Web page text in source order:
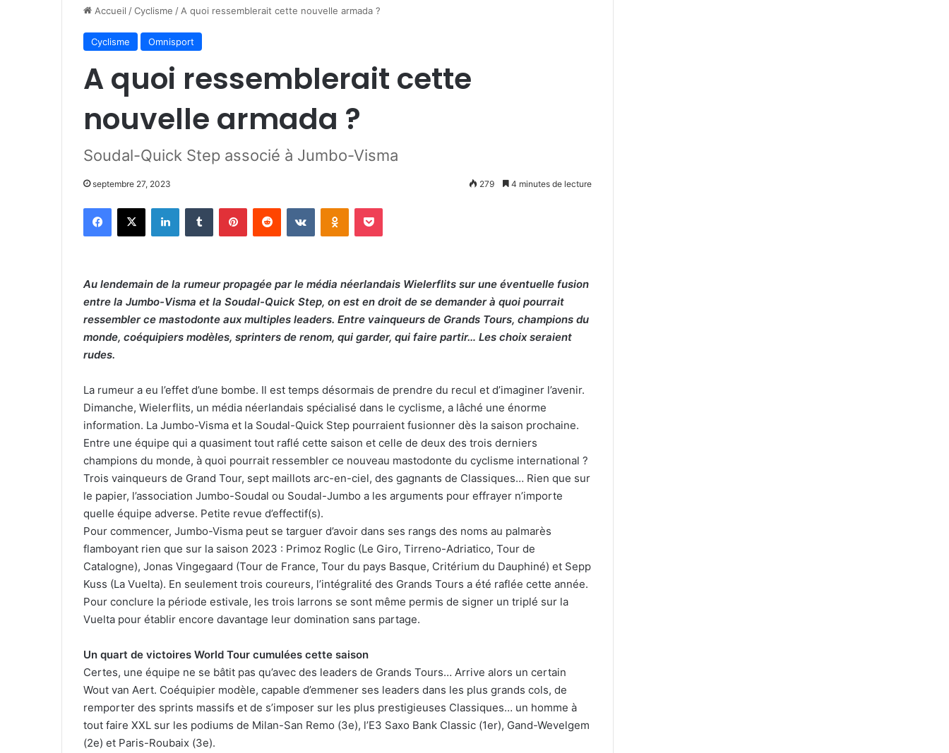
Accueil /Cyclisme / A quoi ressemblerait cette nouvelle armada ?
Cyclisme Omnisport
A quoi ressemblerait cette
nouvelle armada ?
Soudal-Quick Step associé à Jumbo-Visma
septembre 27, 2023 279 4 minutes de lecture
Facebook
X LinkedinTumblr PinterestReddit VKontakteOdnoklassniki
Pocket
Au lendemain de la rumeur propagée par le média néerlandais Wielerflits sur une éventuelle fusion
entre la Jumbo-Visma et la Soudal-Quick Step, on est en droit de se demander à quoi pourrait
ressembler ce mastodonte aux multiples leaders. Entre vainqueurs de Grands Tours, champions du
monde, coéquipiers modèles, sprinters de renom, qui garder, qui faire partir… Les choix seraient
rudes.
La rumeur a eu l’effet d’une bombe. Il est temps désormais de prendre du recul et d’imaginer l’avenir.
Dimanche, Wielerflits, un média néerlandais spécialisé dans le cyclisme, a lâché une énorme
information. La Jumbo-Visma et la Soudal-Quick Step pourraient fusionner dès la saison prochaine.
Entre une équipe qui a quasiment tout raflé cette saison et celle de deux des trois derniers
champions du monde, à quoi pourrait ressembler ce nouveau mastodonte du cyclisme international ?
Trois vainqueurs de Grand Tour, sept maillots arc-en-ciel, des gagnants de Classiques… Rien que sur
le papier, l’association Jumbo-Soudal ou Soudal-Jumbo a les arguments pour effrayer n’importe
quelle équipe adverse. Petite revue d’effectif(s).
Pour commencer, Jumbo-Visma peut se targuer d’avoir dans ses rangs des noms au palmarès
flamboyant rien que sur la saison 2023 : Primoz Roglic (Le Giro, Tirreno-Adriatico, Tour de
Catalogne), Jonas Vingegaard (Tour de France, Tour du pays Basque, Critérium du Dauphiné) et Sepp
Kuss (La Vuelta). En seulement trois coureurs, l’intégralité des Grands Tours a été raflée cette année.
Pour conclure la période estivale, les trois larrons se sont même permis de signer un triplé sur la
Vuelta pour établir encore davantage leur domination sans partage.
Un quart de victoires World Tour cumulées cette saison
Certes, une équipe ne se bâtit pas qu’avec des leaders de Grands Tours… Arrive alors un certain
Wout van Aert. Coéquipier modèle, capable d’emmener ses leaders dans les plus grands cols, de
remporter des sprints massifs et de s’imposer sur les plus prestigieuses Classiques… un homme à
tout faire XXL sur les podiums de Milan-San Remo (3e), l’E3 Saxo Bank Classic (1er), Gand-Wevelgem
(2e) et Paris-Roubaix (3e).